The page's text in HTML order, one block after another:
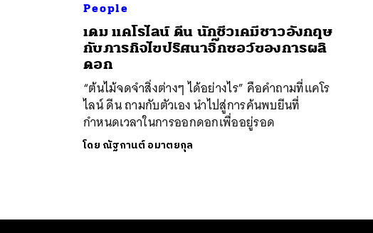
People
เดม แคโรไลน์ ดีน นักชีวเคมีชาวอังกฤษ
กับภารกิจไขปริศนาจิ๊กซอว์ของการผลิ
ดอก
“ต้นไม้จดจำสิ่งต่างๆ ได้อย่างไร” คือคำถามที่แคโร
ไลน์ ดีน ถามกับตัวเอง นำไปสู่การค้นพบยีนที่
กำหนดเวลาในการออกดอกเพื่ออยู่รอด
โดย ณัฐกานต์ อมาตยกุล
ค้นหา